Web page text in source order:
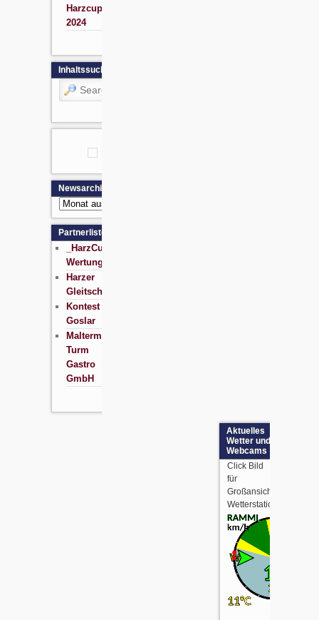
Harzcup
2024
Inhaltssuche
Search
Newsarchiv
Newsarchiv
Partnerliste
_HarzCup
Wertung
Harzer
Gleitschirmschule
Kontest
Goslar
Maltermeister
Turm
Gastro
GmbH
Aktuelles
Wetter und
Webcams
Click Bild
für
Großansicht
Wetterstationdaten: